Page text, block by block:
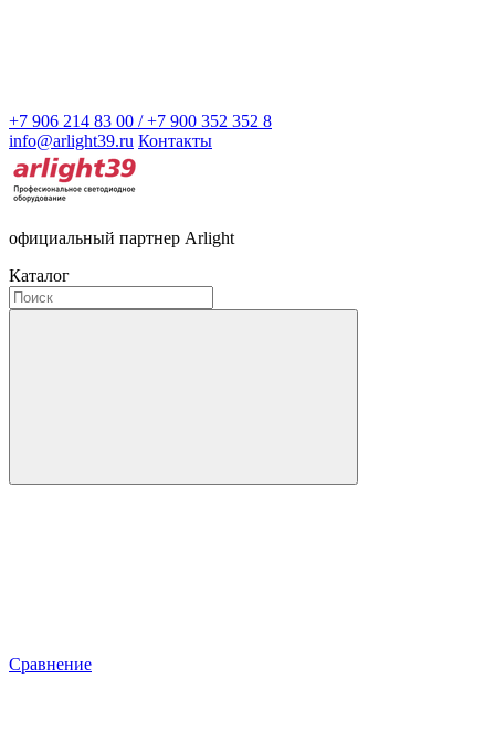
+7 906 214 83 00 / +7 900 352 352 8
info@arlight39.ru Контакты
официальный партнер Arlight
Каталог
Сравнение